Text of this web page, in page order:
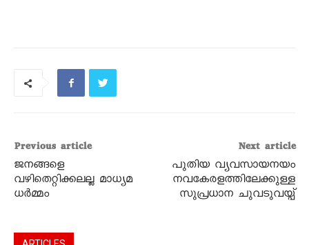
Previous article
ജനങ്ങളെ
വഴിതെറ്റിക്കലല്ല മാധ്യമ
ധർമ്മം
Next article
പുതിയ വ്യവസായനയം
നവകേരളത്തിലേക്കുള്ള
സുപ്രധാന ചുവടുവയ്പ്